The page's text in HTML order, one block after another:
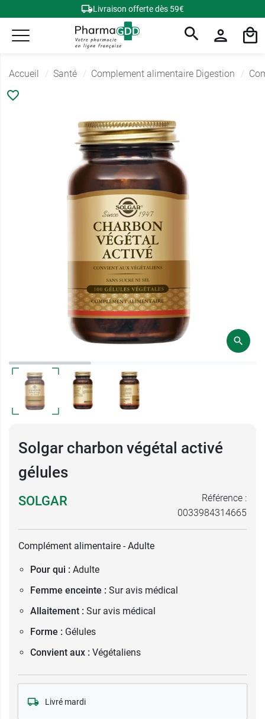
Livraison offerte dès 59€
Accueil Santé Complement alimentaire Digestion
Solgar charbon végétal activé
gélules
SOLGAR
Référence :
0033984314665
Complément alimentaire - Adulte
Pour qui : Adulte
Femme enceinte : Sur avis médical
Allaitement : Sur avis médical
Forme : Gélules
Convient aux : Végétaliens
Livré mardi